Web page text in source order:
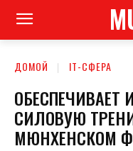
ДОМОЙ ІТ-СФЕРА
СИЛОВУЮ
МЮНХЕНСКОМ